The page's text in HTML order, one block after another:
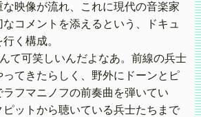
映像が流れ、これに現代の音楽家
コメントを添えるという、ドキュ
く構成。
て可笑しいんだよなあ。前線の兵士
てきたらしく、野外にドーンとピ
フマニノフの前奏曲を弾いてい
ピットから聴いている兵士たちまで